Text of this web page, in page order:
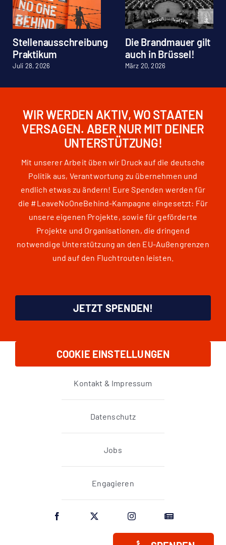
Stellenausschreibung
Praktikum
Juli 28, 2026
Die Brandmauer gilt
auch in Brüssel!
März 20, 2026
WIR WERDEN AKTIV, WO STAATEN
VERSAGEN. ABER NUR MIT DEINER
UNTERSTÜTZUNG!
Mit unserer Arbeit üben wir Druck auf die deutsche
Politik aus, Verantwortung zu übernehmen und
endlich etwas zu ändern! Eure Spenden werden für
die #LeaveNoOneBehind-Kampagne eingesetzt: Für
unsere eigenen Projekte, sowie für geförderte
Projekte und Organisationen, die dringend
notwendige Unterstützung an den EU-Außengrenzen
und auf den Fluchtrouten leisten.
JETZT SPENDEN!
COOKIE EINSTELLUNGEN
Kontakt & Impressum
Datenschutz
Jobs
Engagieren